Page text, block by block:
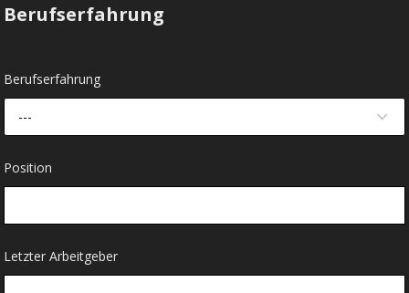
Berufserfahrung
Berufserfahrung
---
Position
Letzter Arbeitgeber